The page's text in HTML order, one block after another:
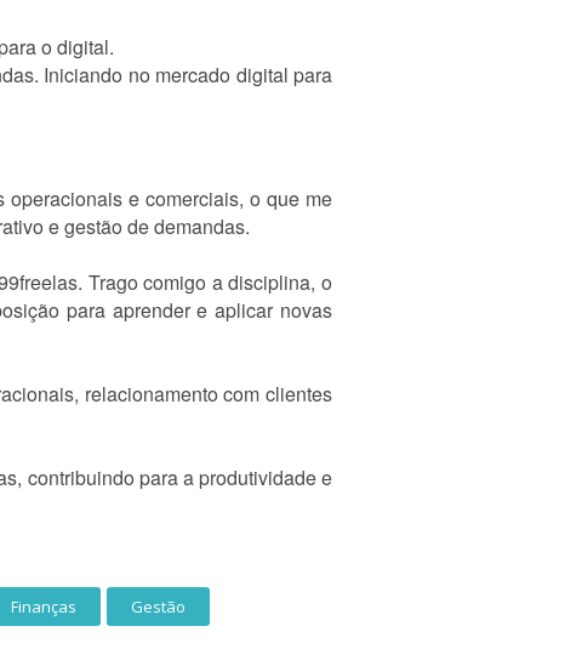
o digital.
Iniciando no mercado digital para
e comerciais, o que me
e gestão de demandas.
Trago comigo a disciplina, o
para aprender e aplicar novas
relacionamento com clientes
contribuindo para a produtividade e
Finanças Gestão